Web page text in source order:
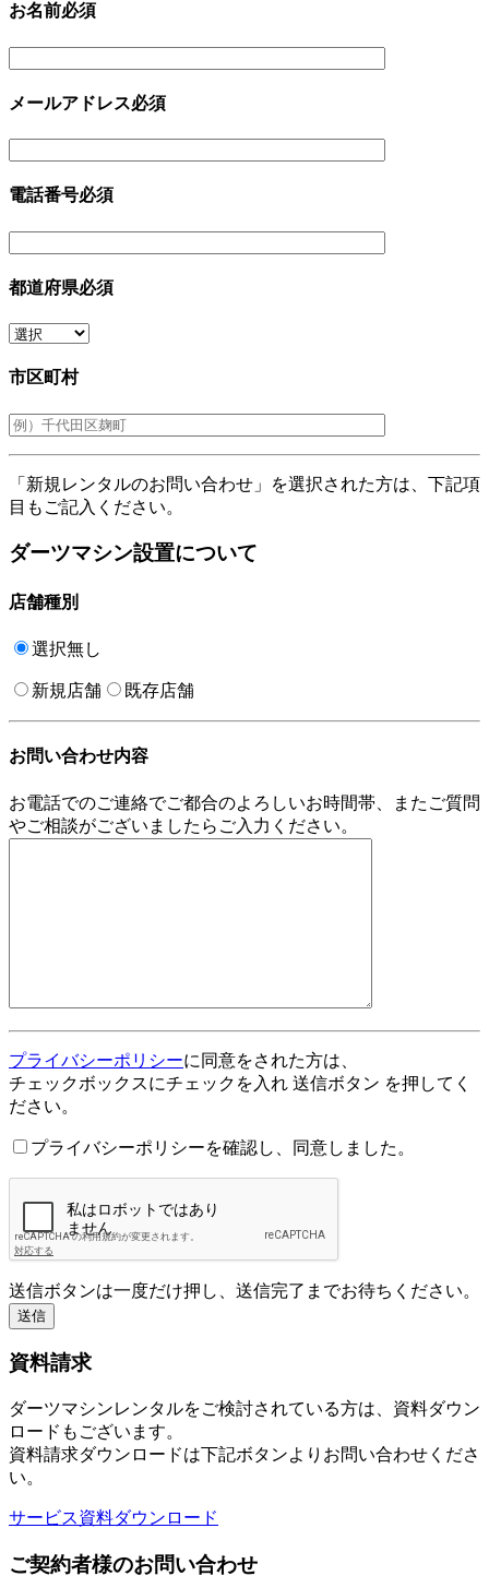
お名前必須
メールアドレス必須
電話番号必須
都道府県必須
市区町村
「新規レンタルのお問い合わせ」を選択された方は、下記項
目もご記入ください。
ダーツマシン設置について
店舗種別
選択無し
新規店舗 既存店舗
お問い合わせ内容
お電話でのご連絡でご都合のよろしいお時間帯、またご質問
やご相談がございましたらご入力ください。
プライバシーポリシーに同意をされた方は、
チェックボックスにチェックを入れ 送信ボタン を押してく
ださい。
プライバシーポリシーを確認し、同意しました。
送信ボタンは一度だけ押し、送信完了までお待ちください。
資料請求
ダーツマシンレンタルをご検討されている方は、資料ダウン
ロードもございます。
資料請求ダウンロードは下記ボタンよりお問い合わせくださ
い。
サービス資料ダウンロード
ご契約者様のお問い合わせ